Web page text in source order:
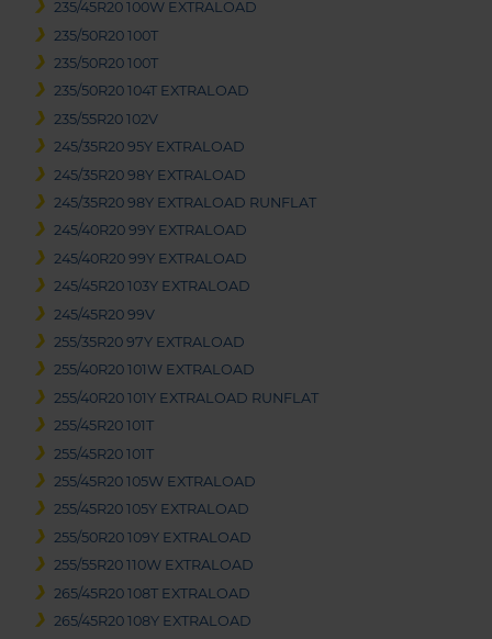
235/45R20 100W EXTRALOAD
235/50R20 100T
235/50R20 100T
235/50R20 104T EXTRALOAD
235/55R20 102V
245/35R20 95Y EXTRALOAD
245/35R20 98Y EXTRALOAD
245/35R20 98Y EXTRALOAD RUNFLAT
245/40R20 99Y EXTRALOAD
245/40R20 99Y EXTRALOAD
245/45R20 103Y EXTRALOAD
245/45R20 99V
255/35R20 97Y EXTRALOAD
255/40R20 101W EXTRALOAD
255/40R20 101Y EXTRALOAD RUNFLAT
255/45R20 101T
255/45R20 101T
255/45R20 105W EXTRALOAD
255/45R20 105Y EXTRALOAD
255/50R20 109Y EXTRALOAD
255/55R20 110W EXTRALOAD
265/45R20 108T EXTRALOAD
265/45R20 108Y EXTRALOAD